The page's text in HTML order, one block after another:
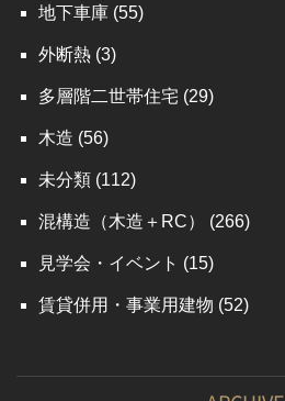
地下車庫 (55)
外断熱 (3)
多層階二世帯住宅 (29)
木造 (56)
未分類 (112)
混構造（木造＋RC） (266)
見学会・イベント (15)
賃貸併用・事業用建物 (52)